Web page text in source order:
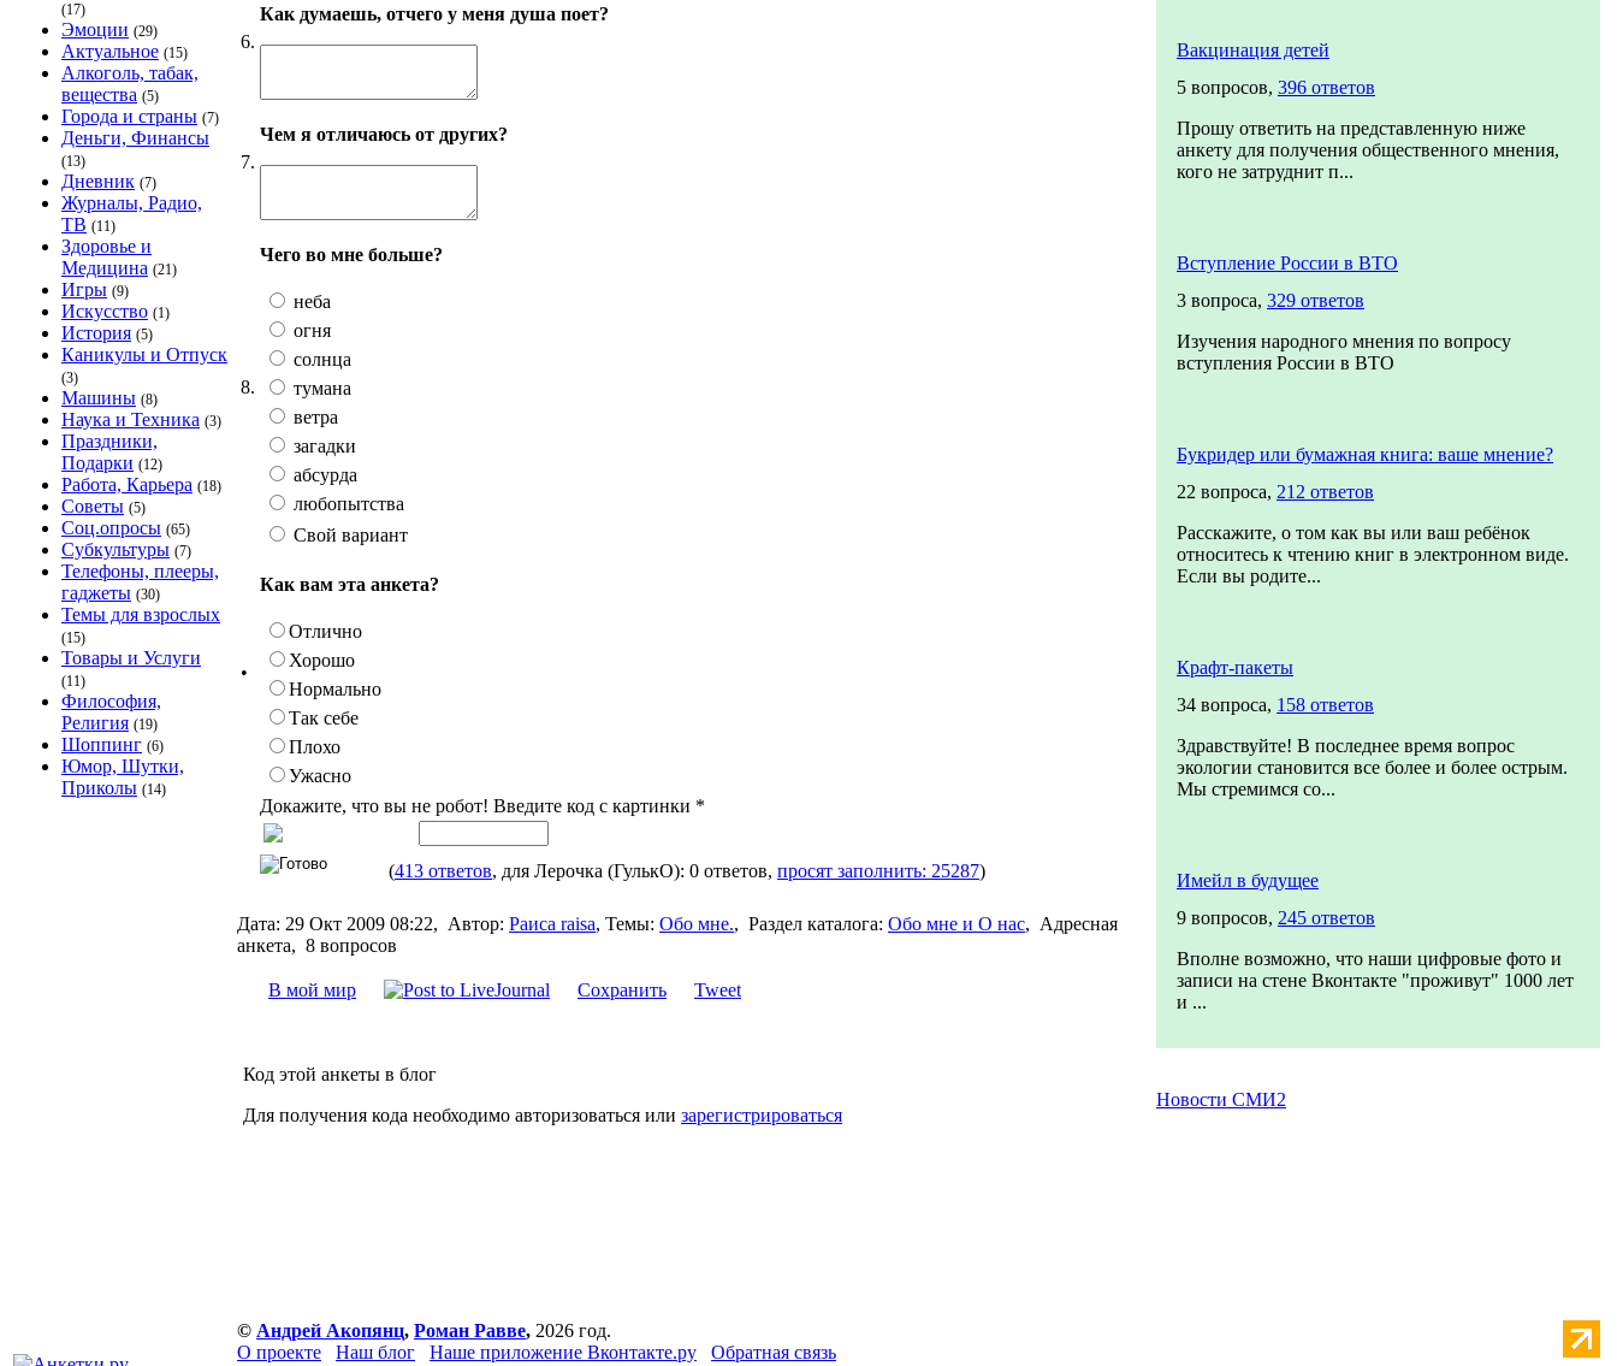
(17)
Эмоции (29)
Актуальное (15)
Алкоголь, табак,
вещества (5)
Города и страны (7)
Деньги, Финансы
(13)
Дневник (7)
Журналы, Радио,
ТВ (11)
Здоровье и
Медицина (21)
Игры (9)
Искусство (1)
История (5)
Каникулы и Отпуск
(3)
Машины (8)
Наука и Техника (3)
Праздники,
Подарки (12)
Работа, Карьера (18)
Советы (5)
Соц.опросы (65)
Субкультуры (7)
Телефоны, плееры,
гаджеты (30)
Темы для взрослых
(15)
Товары и Услуги
(11)
Философия,
Религия (19)
Шоппинг (6)
Юмор, Шутки,
Приколы (14)
6.
Как думаешь, отчего у меня душа поет?
7.
Чем я отличаюсь от других?
8.
Чего во мне больше?
неба
огня
солнца
тумана
ветра
загадки
абсурда
любопытства
Свой вариант
•
Как вам эта анкета?
Отлично
Хорошо
Нормально
Так себе
Плохо
Ужасно
Докажите, что вы не робот! Введите код с картинки *
(413 ответов, для Лерочка (ГулькО): 0 ответов, просят заполнить: 25287)
Дата: 29 Окт 2009 08:22, Автор: Раиса raisa, Темы: Обо мне., Раздел каталога: Обо мне и О нас, Адресная
анкета, 8 вопросов
В мой мир Сохранить Tweet
Код этой анкеты в блог
Для получения кода необходимо авторизоваться или зарегистрироваться
Вакцинация детей
5 вопросов, 396 ответов
Прошу ответить на представленную ниже
анкету для получения общественного мнения,
кого не затруднит п...
Вступление России в ВТО
3 вопроса, 329 ответов
Изучения народного мнения по вопросу
вступления России в ВТО
Букридер или бумажная книга: ваше мнение?
22 вопроса, 212 ответов
Расскажите, о том как вы или ваш ребёнок
относитесь к чтению книг в электронном виде.
Если вы родите...
Крафт-пакеты
34 вопроса, 158 ответов
Здравствуйте! В последнее время вопрос
экологии становится все более и более острым.
Мы стремимся со...
Имейл в будущее
9 вопросов, 245 ответов
Вполне возможно, что наши цифровые фото и
записи на стене Вконтакте "проживут" 1000 лет
и ...
Новости СМИ2
© Андрей Акопянц, Роман Равве, 2026 год.
О проекте
Наш блог Наше приложение Вконтакте.ру Обратная связь